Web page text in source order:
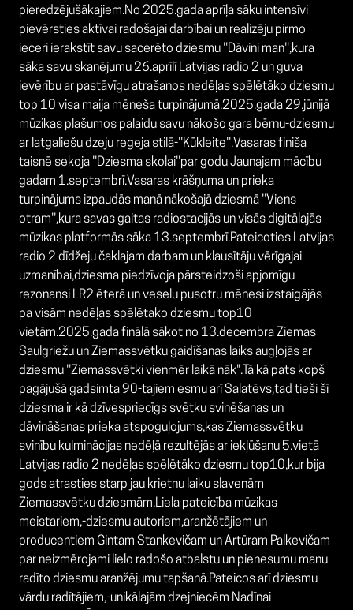
pieredzējušākajiem.No 2025.gada aprīļa sāku intensīvi
pievērsties aktīvai radošajai darbībai un realizēju pirmo
ieceri ierakstīt savu sacerēto dziesmu ''Dāvini man'',kura
sāka savu skanējumu 26.aprīlī Latvijas radio 2 un guva
ievērību ar pastāvīgu atrašanos nedēļas spēlētāko dziesmu
top 10 visa maija mēneša turpinājumā.2025.gada 29.jūnijā
mūzikas plašumos palaidu savu nākošo gara bērnu-dziesmu
ar latgaliešu dzeju regeja stilā-''Kūkleite''.Vasaras finiša
taisnē sekoja ''Dziesma skolai''par godu Jaunajam mācību
gadam 1.septembrī.Vasaras krāšņuma un prieka
turpinājums izpaudās manā nākošajā dziesmā ''Viens
otram'',kura savas gaitas radiostacijās un visās digitālajās
mūzikas platformās sāka 13.septembrī.Pateicoties Latvijas
radio 2 dīdžeju čaklajam darbam un klausītāju vērīgajai
uzmanībai,dziesma piedzīvoja pārsteidzoši apjomīgu
rezonansi LR2 ēterā un veselu pusotru mēnesi izstaigājās
pa visām nedēļas spēlētako dziesmu top10
vietām.2025.gada finālā sākot no 13.decembra Ziemas
Saulgriežu un Ziemassvētku gaidīšanas laiks augļojās ar
dziesmu ''Ziemassvētki vienmēr laikā nāk".Tā kā pats kopš
pagājušā gadsimta 90-tajiem esmu arī Salatēvs,tad tieši šī
dziesma ir kā dzīvespriecīgs svētku svinēšanas un
dāvināšanas prieka atspoguļojums,kas Ziemassvētku
svinību kulminācijas nedēļā rezultējās ar iekļūšanu 5.vietā
Latvijas radio 2 nedēļas spēlētāko dziesmu top10,kur bija
gods atrasties starp jau krietnu laiku slavenām
Ziemassvētku dziesmām.Liela pateicība mūzikas
meistariem,-dziesmu autoriem,aranžētājiem un
producentiem Gintam Stankevičam un Artūram Palkevičam
par neizmērojami lielo radošo atbalstu un pienesumu manu
radīto dziesmu aranžējumu tapšanā.Pateicos arī dziesmu
vārdu radītājiem,-unikālajām dzejniecēm Nadīnai